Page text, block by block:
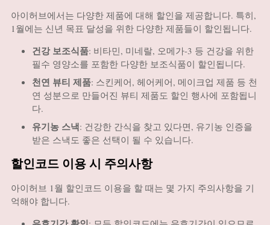
아이허브에서는 다양한 제품에 대해 할인을 제공합니다. 특히,
1월에는 신년 목표 달성을 위한 다양한 제품들이 할인됩니다.
건강 보조식품: 비타민, 미네랄, 오메가-3 등 건강을 위한
필수 영양소를 포함한 다양한 보조식품이 할인됩니다.
천연 뷰티 제품: 스킨케어, 헤어케어, 메이크업 제품 등 천
연 성분으로 만들어진 뷰티 제품도 할인 행사에 포함됩니
다.
유기농 스낵: 건강한 간식을 찾고 있다면, 유기농 인증을
받은 스낵도 좋은 선택이 될 수 있습니다.
할인코드 이용 시 주의사항
아이허브 1월 할인코드 이용을 할 때는 몇 가지 주의사항을 기
억해야 합니다.